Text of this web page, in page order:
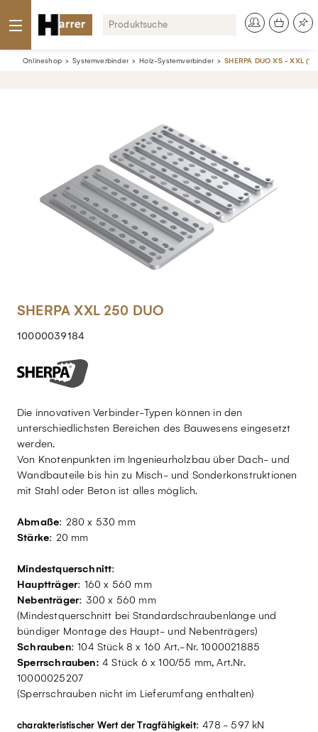
Onlineshop Systemverbinder Holz-Systemverbinder SHERPA DUO XS - XXL
SHERPA XXL 250 DUO
10000039184
Die innovativen Verbinder-Typen können in den
unterschiedlichsten Bereichen des Bauwesens eingesetzt
werden.
Von Knotenpunkten im Ingenieurholzbau über Dach- und
Wandbauteile bis hin zu Misch- und Sonderkonstruktionen
mit Stahl oder Beton ist alles möglich.
Abmaße: 280 x 530 mm
Stärke: 20 mm
Mindestquerschnitt:
Hauptträger: 160 x 560 mm
Nebenträger: 300 x 560 mm
(Mindestquerschnitt bei Standardschraubenlänge und
bündiger Montage des Haupt- und Nebenträgers)
Schrauben: 104 Stück 8 x 160 Art.-Nr. 1000021885
Sperrschrauben: 4 Stück 6 x 100/55 mm, Art.Nr.
10000025207
(Sperrschrauben nicht im Lieferumfang enthalten)
charakteristischer Wert der Tragfähigkeit: 478 - 597 kN